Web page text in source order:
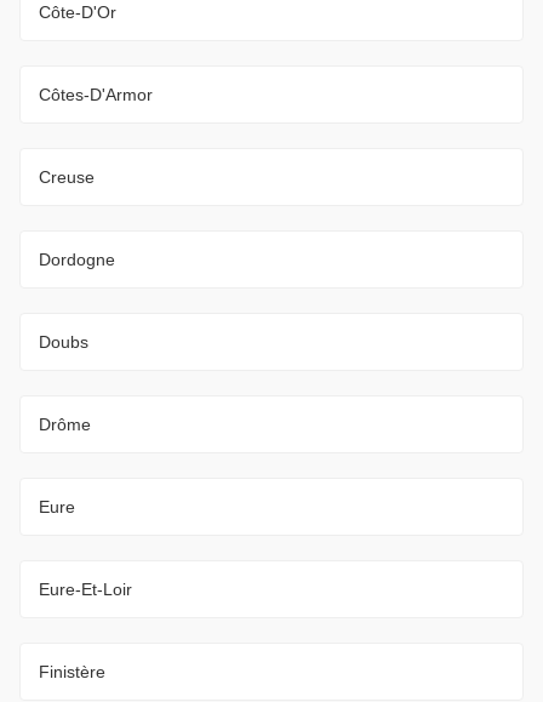
Côte-D'Or
Côtes-D'Armor
Creuse
Dordogne
Doubs
Drôme
Eure
Eure-Et-Loir
Finistère